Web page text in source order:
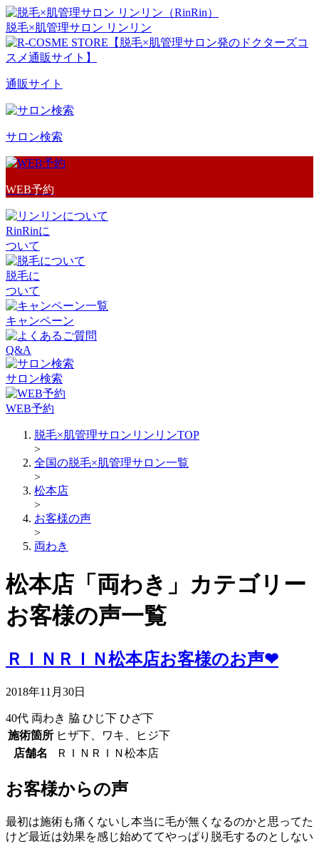
脱毛×肌管理サロン リンリン
通販サイト
サロン検索
WEB予約
RinRinに
ついて
脱毛に
ついて
キャンペーン
Q&A
サロン検索
WEB予約
脱毛×肌管理サロンリンリンTOP
>
全国の脱毛×肌管理サロン一覧
>
松本店
>
お客様の声
>
両わき
松本店「両わき」カテゴリー
お客様の声一覧
ＲＩＮＲＩＮ松本店お客様のお声❤
2018年11月30日
40代 両わき 脇 ひじ下 ひざ下
施術箇所 ヒザ下、ワキ、ヒジ下
店舗名
ＲＩＮＲＩＮ松本店
お客様からの声
最初は施術も痛くないし本当に毛が無くなるのかと思ってた
けど最近は効果を感じ始めててやっぱり脱毛するのとしない